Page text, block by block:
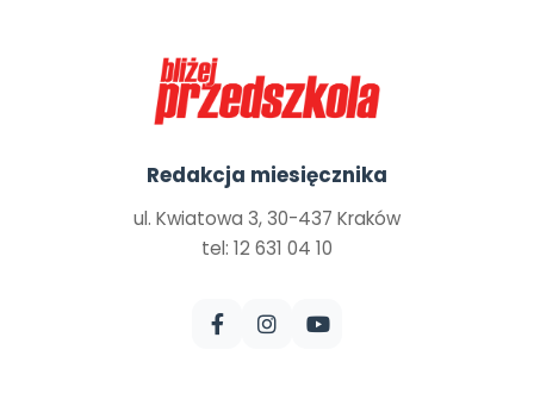
Redakcja miesięcznika
ul. Kwiatowa 3, 30-437 Kraków
tel: 12 631 04 10